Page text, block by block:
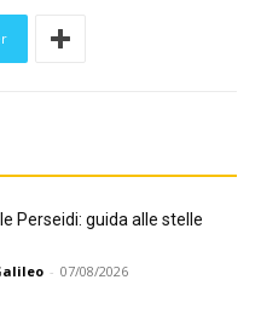
Perseidi: guida alle stelle
- 07/08/2026